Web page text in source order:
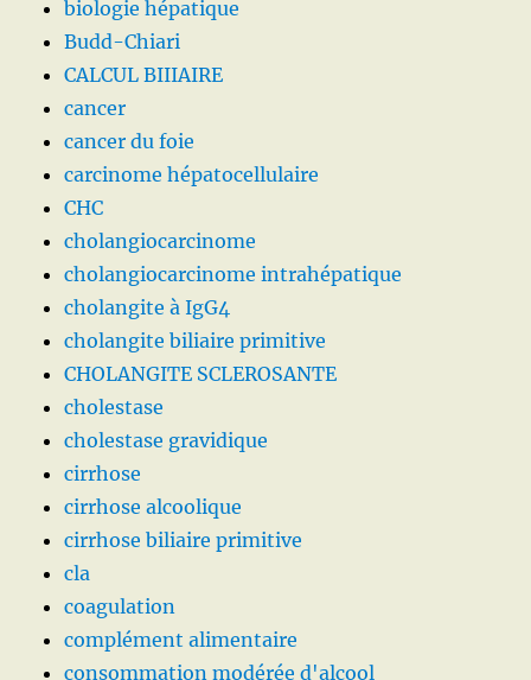
biologie hépatique
Budd-Chiari
CALCUL BIIIAIRE
cancer
cancer du foie
carcinome hépatocellulaire
CHC
cholangiocarcinome
cholangiocarcinome intrahépatique
cholangite à IgG4
cholangite biliaire primitive
CHOLANGITE SCLEROSANTE
cholestase
cholestase gravidique
cirrhose
cirrhose alcoolique
cirrhose biliaire primitive
cla
coagulation
complément alimentaire
consommation modérée d'alcool